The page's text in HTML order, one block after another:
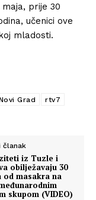
prije 30
učenici ove
mladosti.
Grad
rtv7
članak
iz Tuzle i
obilježavaju 30
od masakra na
skupom (VIDEO)